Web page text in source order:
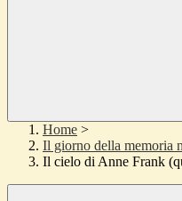
Home >
Il giorno della memoria
Il cielo di Anne Frank